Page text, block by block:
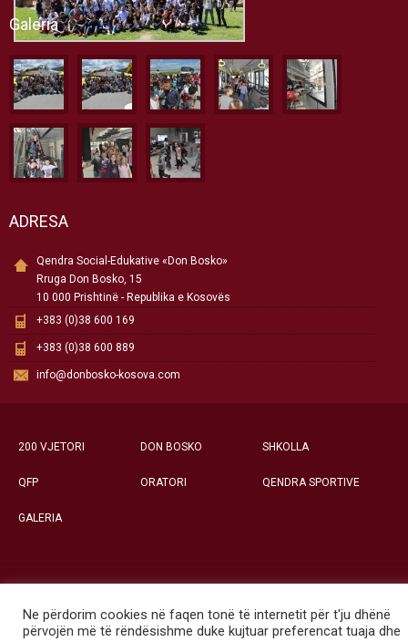
Galeria
ADRESA
Qendra Social-Edukative «Don Bosko»
Rruga Don Bosko, 15
10 000 Prishtinë - Republika e Kosovës
+383 (0)38 600 169
+383 (0)38 600 889
info@donbosko-kosova.com
200 VJETORI DON BOSKO SHKOLLA
QFP ORATORI QENDRA SPORTIVE
GALERIA
Qendra Social-Edukative «Don Bosko» - Prishtinë
Ne përdorim cookies në faqen tonë të internetit për t'ju dhënë
përvojën më të rëndësishme duke kujtuar preferencat tuaja dhe